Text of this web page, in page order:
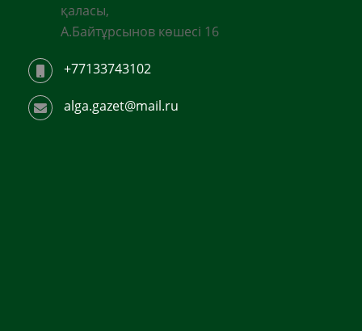
қаласы,
А.Байтұрсынов көшесі 16
+77133743102
alga.gazet@mail.ru